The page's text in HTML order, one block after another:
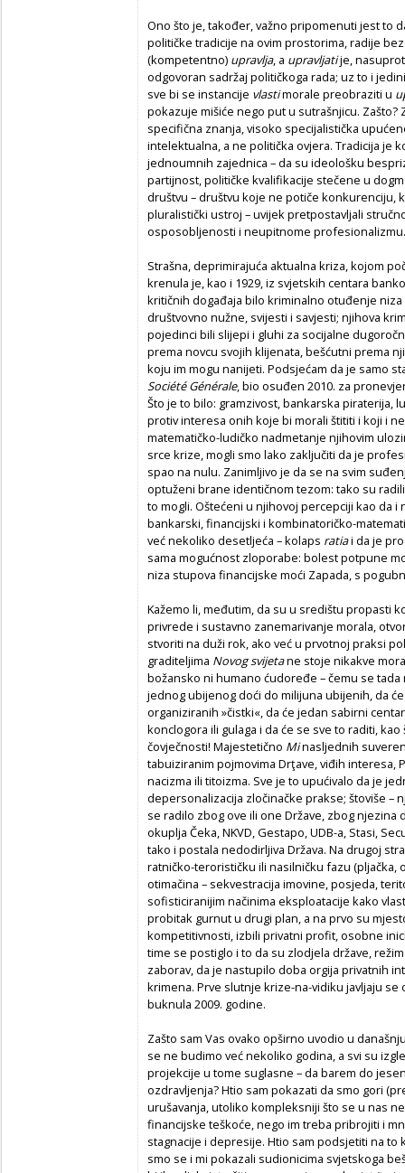
Ono što je, također, važno pripomenuti jest to
političke tradicije na ovim prostorima, radije
(kompetentno) upravlja, a upravljatije,
odgovoran sadržaj političkoga rada; uz to i
sve bi se instancije vlastimorale preobraziti u
pokazuje mišiće nego put u sutrašnjicu. Zašto?
specifična znanja, visoko specijalistička
intelektualna, a ne politička ovjera. Tradicija je
jednoumnih zajednica – da su ideološku
partijnost, političke kvalifikacije stečene u
društvu – društvu koje ne potiče konkurenciju,
pluralistički ustroj – uvijek pretpostavljali
osposobljenosti i neupitnome profesionalizmu.
Strašna, deprimirajuća aktualna kriza, kojom
krenula je, kao i 1929, iz svjetskih centara
kritičnih događaja bilo kriminalno otuđenje
društvovno nužne, svijesti i savjesti; njihova
pojedinci bili slijepi i gluhi za socijalne
prema novcu svojih klijenata, bešćutni prema
koju im mogu nanijeti. Podsjećam da je samo
Société Générale, bio osuđen 2010. za
Što je to bilo: gramzivost, bankarska piraterija,
protiv interesa onih koje bi morali štititi i koji i
matematičko-ludičko nadmetanje njihovim
srce krize, mogli smo lako zaključiti da je
spao na nulu. Zanimljivo je da se na svim
optuženi brane identičnom tezom: tako su
to mogli. Oštećeni u njihovoj percepciji kao da
bankarski, financijski i kombinatoričko-
već nekoliko desetljeća – kolaps ratiai da je
sama mogućnost zloporabe: bolest potpune
niza stupova financijske moći Zapada, s
Kažemo li, međutim, da su u središtu propasti
privrede i sustavno zanemarivanje morala,
stvoriti na duži rok, ako već u prvotnoj praksi
graditeljima Novog svijetane stoje nikakve
božansko ni humano ćudoređe – čemu se
jednog ubijenog doći do milijuna ubijenih, da
organiziranih »čistki«, da će jedan sabirni
konclogora ili gulaga i da će se sve to raditi,
čovječnosti! Majestetično Minasljednih
tabuiziranim pojmovima Drţave, viđih interesa,
nacizma ili titoizma. Sve je to upućivalo da je
depersonalizacija zločinačke prakse; štoviše –
se radilo zbog ove ili one Države, zbog
okuplja Čeka, NKVD, Gestapo, UDB-a, Stasi,
tako i postala nedodirljiva Država. Na drugoj
ratničko-terorističku ili nasilničku fazu
otimačina – sekvestracija imovine, posjeda,
sofisticiranijim načinima eksploatacije kako
probitak gurnut u drugi plan, a na prvo su
kompetitivnosti, izbili privatni profit, osobne
time se postiglo i to da su zlodjela države,
zaborav, da je nastupilo doba orgija privatnih
krimena. Prve slutnje krize-na-vidiku javljaju se
buknula 2009. godine.
Zašto sam Vas ovako opširno uvodio u
se ne budimo već nekoliko godina, a svi su
projekcije u tome suglasne – da barem do
ozdravljenja? Htio sam pokazati da smo gori
urušavanja, utoliko kompleksniji što se u nas
financijske teškoće, nego im treba pribrojiti i
stagnacije i depresije. Htio sam podsjetiti na to
smo se i mi pokazali sudionicima svjetskoga